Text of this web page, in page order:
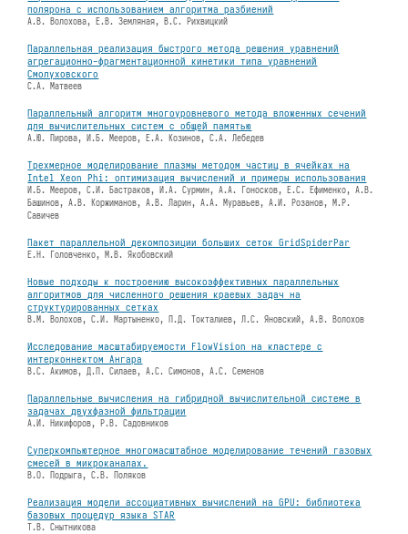
полярона с использованием алгоритма разбиений
А.В. Волохова, Е.В. Земляная, В.С. Рихвицкий
Параллельная реализация быстрого метода решения уравнений
агрегационно-фрагментационной кинетики типа уравнений
Смолуховского
С.А. Матвеев
Параллельный алгоритм многоуровневого метода вложенных сечений
для вычислительных систем с общей памятью
А.Ю. Пирова, И.Б. Мееров, Е.А. Козинов, С.А. Лебедев
Трехмерное моделирование плазмы методом частиц в ячейках на
Intel Xeon Phi: оптимизация вычислений и примеры использования
И.Б. Мееров, С.И. Бастраков, И.А. Сурмин, А.А. Гоносков, Е.С. Ефименко, А.В.
Башинов, А.В. Коржиманов, А.В. Ларин, А.А. Муравьев, А.И. Розанов, М.Р.
Савичев
Пакет параллельной декомпозиции больших сеток GridSpiderPar
Е.Н. Головченко, М.В. Якобовский
Новые подходы к построению высокоэффективных параллельных
алгоритмов для численного решения краевых задач на
структурированных сетках
В.М. Волохов, С.И. Мартыненко, П.Д. Токталиев, Л.С. Яновский, А.В. Волохов
Исследование масштабируемости FlowVision на кластере с
интерконнектом Ангара
В.С. Акимов, Д.П. Силаев, А.С. Симонов, А.С. Семенов
Параллельные вычисления на гибридной вычислительной системе в
задачах двухфазной фильтрации
А.И. Никифоров, Р.В. Садовников
Суперкомпьютерное многомасштабное моделирование течений газовых
смесей в микроканалах.
В.О. Подрыга, С.В. Поляков
Реализация модели ассоциативных вычислений на GPU: библиотека
базовых процедур языка STAR
Т.В. Снытникова